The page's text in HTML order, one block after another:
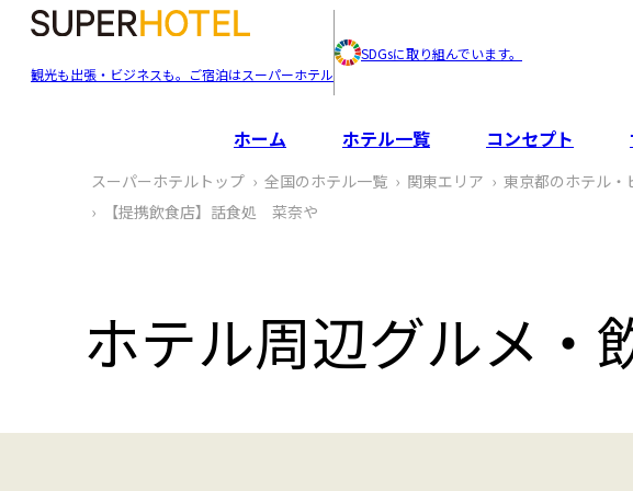
観光も出張・ビジネスも。ご宿泊はスーパーホテル
SDGsに取り組んでいます。
ホーム ホテル一覧 コンセプト
スーパーホテルトップ 全国のホテル一覧 関東エリア 東京都のホテル・
【提携飲食店】話食処 菜奈や
ホテル周辺グルメ‧